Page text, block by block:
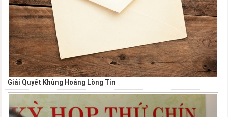
Giải Quyết Khủng Hoảng Lòng Tin